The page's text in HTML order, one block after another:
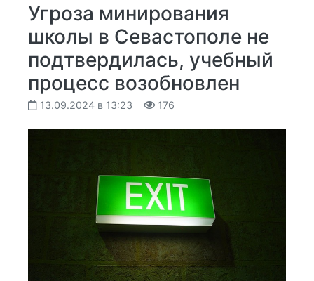
Угроза минирования
школы в Севастополе не
подтвердилась, учебный
процесс возобновлен
13.09.2024 в 13:23 176